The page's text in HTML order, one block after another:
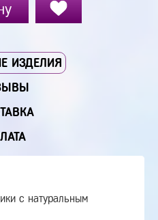
ИЗДЕЛИЯ
с натуральным